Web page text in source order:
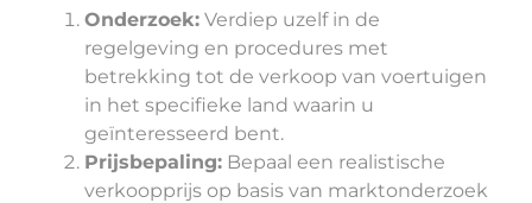
Onderzoek: Verdiep uzelf in de
regelgeving en procedures met
betrekking tot de verkoop van voertuigen
in het specifieke land waarin u
geïnteresseerd bent.
Prijsbepaling: Bepaal een realistische
verkoopprijs op basis van marktonderzoek